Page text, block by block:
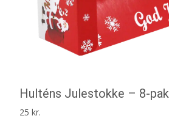
Hulténs Julestokke – 8-pak
25 kr.